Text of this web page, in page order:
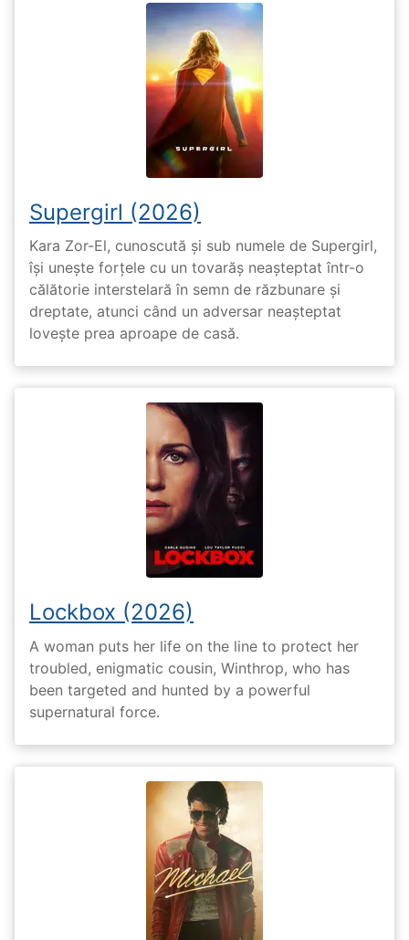
Supergirl (2026)
Kara Zor-El, cunoscută și sub numele de Supergirl,
își unește forțele cu un tovarăș neașteptat într-o
călătorie interstelară în semn de răzbunare și
dreptate, atunci când un adversar neașteptat
lovește prea aproape de casă.
Lockbox (2026)
A woman puts her life on the line to protect her
troubled, enigmatic cousin, Winthrop, who has
been targeted and hunted by a powerful
supernatural force.